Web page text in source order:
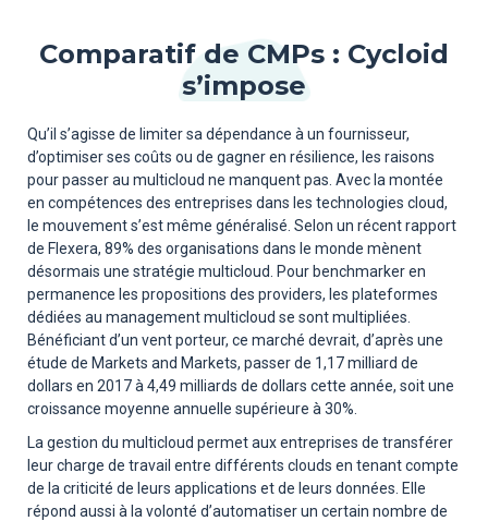
Comparatif de CMPs : Cycloid
s’impose
Qu’il s’agisse de limiter sa dépendance à un fournisseur,
d’optimiser ses coûts ou de gagner en résilience, les raisons
pour passer au multicloud ne manquent pas. Avec la montée
en compétences des entreprises dans les technologies cloud,
le mouvement s’est même généralisé. Selon un récent rapport
de Flexera, 89% des organisations dans le monde mènent
désormais une stratégie multicloud. Pour benchmarker en
permanence les propositions des providers, les plateformes
dédiées au management multicloud se sont multipliées.
Bénéficiant d’un vent porteur, ce marché devrait, d’après une
étude de Markets and Markets, passer de 1,17 milliard de
dollars en 2017 à 4,49 milliards de dollars cette année, soit une
croissance moyenne annuelle supérieure à 30%.
La gestion du multicloud permet aux entreprises de transférer
leur charge de travail entre différents clouds en tenant compte
de la criticité de leurs applications et de leurs données. Elle
répond aussi à la volonté d’automatiser un certain nombre de